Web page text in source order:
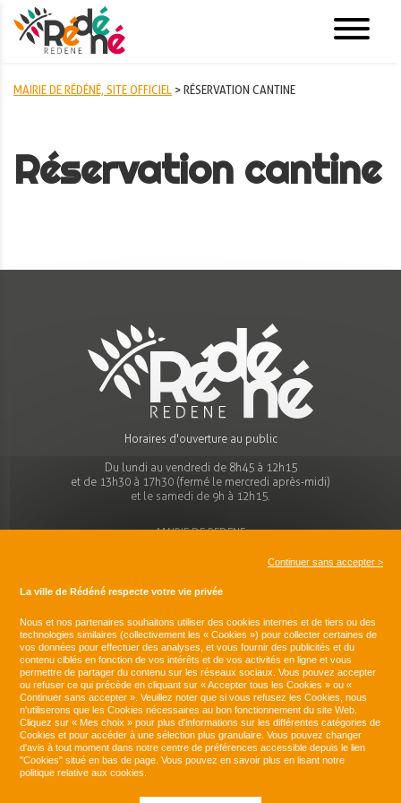
MAIRIE DE RÉDÉNÉ, SITE OFFICIEL > RÉSERVATION CANTINE
Réservation cantine
Horaires d'ouverture au public
Du lundi au vendredi de 8h45 à 12h15
et de 13h30 à 17h30 (fermé le mercredi après-midi)
et le samedi de 9h à 12h15.
MAIRIE DE REDENE
Tel : 02 98 96 70 44
SITUER
Située au sud du Finistère à 15 km au Nord-Ouest de Lorient la plus
grande ville aux alentours et à 10 km du littoral et au cœur de la
Communauté de communes du Pays de Quimperlé, la commune de
Rédéné a su préserver son identité grâce à l’attachement de ses
habitants à l'histoire de leur commune et à son patrimoine
historique et naturel.
La ville de Rédéné respecte votre vie privée
Nous et nos partenaires souhaitons utiliser des cookies internes et de tiers ou des
technologies similaires (collectivement les « Cookies ») pour collecter certaines de
vos données pour effectuer des analyses, et vous fournir des publicités et du
contenu ciblés en fonction de vos intérêts et de vos activités en ligne et vous
permettre de partager du contenu sur les réseaux sociaux. Vous pouvez accepter
ou refuser ce qui précède en cliquant sur « Accepter tous les Cookies » ou «
Continuer sans accepter ». Veuillez noter que si vous refusez les Cookies, nous
n'utiliserons que les Cookies nécessaires au bon fonctionnement du site Web.
Cliquez sur « Mes choix » pour plus d'informations sur les différentes catégories de
Cookies et pour accéder à une sélection plus granulaire. Vous pouvez changer
d'avis à tout moment dans notre centre de préférences accessible depuis le lien
"Cookies" situé en bas de page. Vous pouvez en savoir plus en lisant notre
politique relative aux cookies.
Continuer sans accepter >